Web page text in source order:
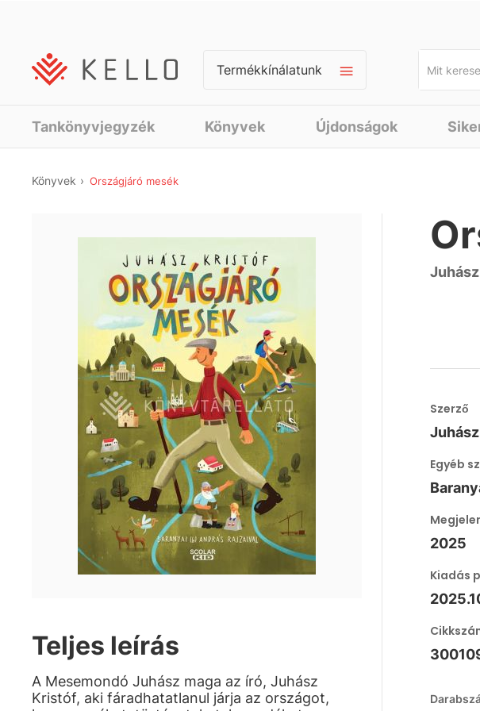
Termékkínálatunk
Tankönyvjegyzék Könyvek Újdonságok
Könyvek Országjáró mesék
Teljes leírás
A Mesemondó Juhász maga az író, Juhász
Kristóf, aki fáradhatatlanul járja az országot,
Szerző
Egyéb
2025
Kiadás